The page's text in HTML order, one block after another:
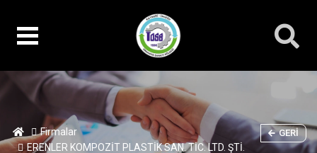
Firmalar
ERENLER KOMPOZİT PLASTİK SAN. TİC. LTD. ŞTİ.
GERI